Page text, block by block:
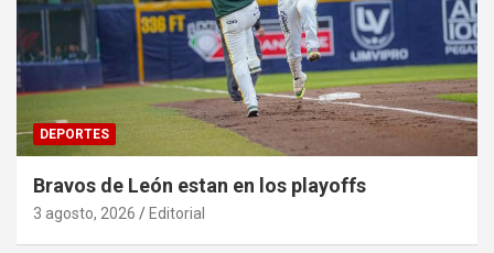
DEPORTES
Bravos de León estan en los playoffs
3 agosto, 2026 Editorial